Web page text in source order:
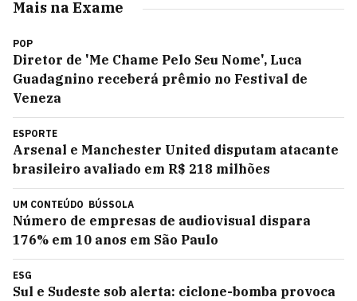
Mais na Exame
POP
Diretor de 'Me Chame Pelo Seu Nome', Luca
Guadagnino receberá prêmio no Festival de
Veneza
ESPORTE
Arsenal e Manchester United disputam atacante
brasileiro avaliado em R$ 218 milhões
UM CONTEÚDO BÚSSOLA
Número de empresas de audiovisual dispara
176% em 10 anos em São Paulo
ESG
Sul e Sudeste sob alerta: ciclone-bomba provoca